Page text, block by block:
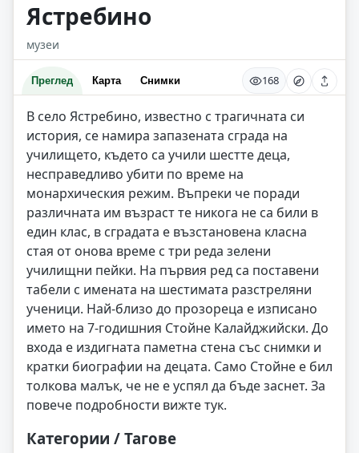
Ястребино
музеи
Преглед Карта Снимки 168
В село Ястребино, известно с трагичната си
история, се намира запазената сграда на
училището, където са учили шестте деца,
несправедливо убити по време на
монархическия режим. Въпреки че поради
различната им възраст те никога не са били в
един клас, в сградата е възстановена класна
стая от онова време с три реда зелени
училищни пейки. На първия ред са поставени
табели с имената на шестимата разстреляни
ученици. Най-близо до прозореца е изписано
името на 7-годишния Стойне Калайджийски. До
входа е издигната паметна стена със снимки и
кратки биографии на децата. Само Стойне е бил
толкова малък, че не е успял да бъде заснет. За
повече подробности вижте тук.
Категории / Тагове